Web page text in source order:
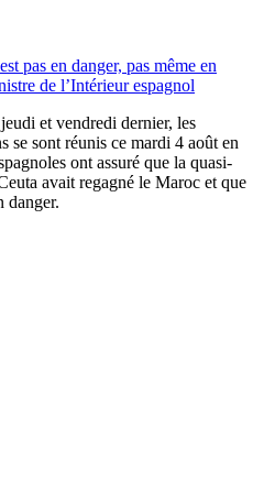
pas en danger, pas même en
de l’Intérieur espagnol
et vendredi dernier, les
se sont réunis ce mardi 4 août en
ont assuré que la quasi-
avait regagné le Maroc et que
danger.